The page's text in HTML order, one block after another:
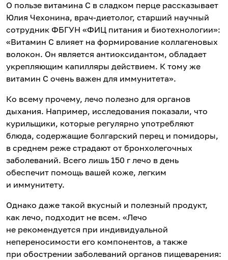
О пользе витамина С в сладком перце рассказывает
Юлия Чехонина, врач-диетолог, старший научный
сотрудник ФБГУН «ФИЦ питания и биотехнологии»:
«Витамин С влияет на формирование коллагеновых
волокон. Он является антиоксидантом, обладает
укрепляющим капилляры действием. К тому же
витамин С очень важен для иммунитета».
Ко всему прочему, лечо полезно для органов
дыхания. Например, исследования показали, что
курильщики, которые регулярно употребляют
блюда, содержащие болгарский перец и помидоры,
в среднем реже страдают от бронхолегочных
заболеваний. Всего лишь 150 г лечо в день
обеспечит помощь вашей коже, легким
и иммунитету.
Однако даже такой вкусный и полезный продукт,
как лечо, подходит не всем. «Лечо
не рекомендуется при индивидуальной
непереносимости его компонентов, а также
при обострении заболеваний органов пищеварения: